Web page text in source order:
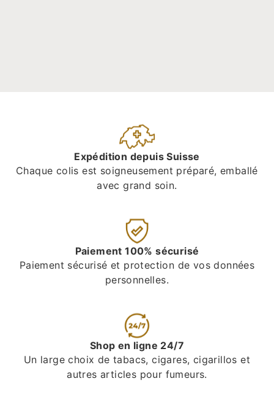
Expédition depuis Suisse
Chaque colis est soigneusement préparé, emballé
avec grand soin.
Paiement 100% sécurisé
Paiement sécurisé et protection de vos données
personnelles.
Shop en ligne 24/7
Un large choix de tabacs, cigares, cigarillos et
autres articles pour fumeurs.